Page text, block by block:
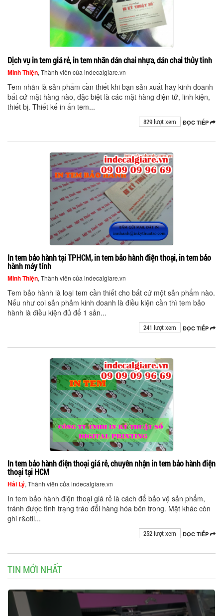
Dịch vụ in tem giá rẻ, in tem nhãn dán chai nhựa, dán chai thủy tinh
Minh Thiện, Thành viên của indecalgiare.vn
Tem nhãn là sản phẩm cần thiết khi bạn sản xuất hay kinh doanh
bất cứ mặt hàng nào, đặc biệt là các mặt hàng điện tử, linh kiện,
thiết bị. Thiết kế in ấn tem...
ĐỌC TIẾP
829 lượt xem
In tem bảo hành tại TPHCM, in tem bảo hành điện thoại, in tem bảo
hành máy tính
Minh Thiện, Thành viên của indecalgiare.vn
Tem bảo hành là loại tem cần thiết cho bất cứ một sản phẩm nào.
Nếu như coi sản phảm kinh doanh là điều kiện cần thì tem bảo
hành là điều kiện đủ để 1 sản...
ĐỌC TIẾP
241 lượt xem
In tem bảo hành điện thoại giá rẻ, chuyên nhận in tem bảo hành điện
thoại tại HCM
Hải Lý, Thành viên của indecalgiare.vn
In tem bảo hành điện thoại giá rẻ là cách để bảo vệ sản phẩm,
tránh được tình trạng tráo đổi hàng hóa bên trong. Mặt khác còn
ghi r&otil...
ĐỌC TIẾP
252 lượt xem
TIN MỚI NHẤT